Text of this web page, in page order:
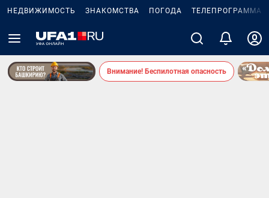
НЕДВИЖИМОСТЬ ЗНАКОМСТВА ПОГОДА ТЕЛЕПРОГРАММА
Внимание! Беспилотная опасность